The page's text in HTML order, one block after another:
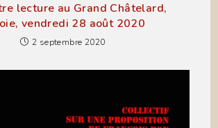
lecture au Grand Châtelard,
vendredi 28 août 2020
2 septembre 2020